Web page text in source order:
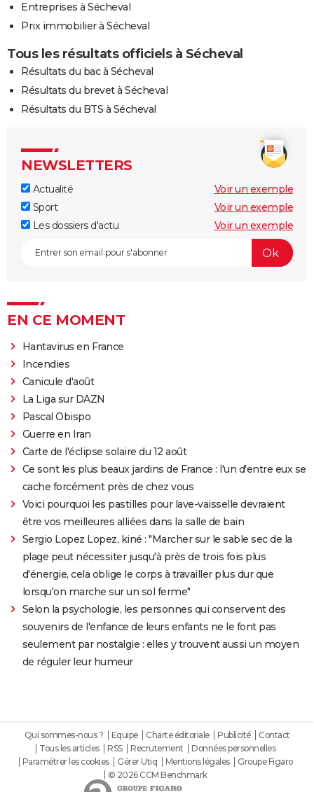
Entreprises à Sécheval
Prix immobilier à Sécheval
Tous les résultats officiels à Sécheval
Résultats du bac à Sécheval
Résultats du brevet à Sécheval
Résultats du BTS à Sécheval
NEWSLETTERS
Actualité
Voir un exemple
Sport
Voir un exemple
Les dossiers d'actu
Voir un exemple
EN CE MOMENT
Hantavirus en France
Incendies
Canicule d'août
La Liga sur DAZN
Pascal Obispo
Guerre en Iran
Carte de l'éclipse solaire du 12 août
Ce sont les plus beaux jardins de France : l'un d'entre eux se
cache forcément près de chez vous
Voici pourquoi les pastilles pour lave-vaisselle devraient
être vos meilleures alliées dans la salle de bain
Sergio Lopez Lopez, kiné : "Marcher sur le sable sec de la
plage peut nécessiter jusqu'à près de trois fois plus
d'énergie, cela oblige le corps à travailler plus dur que
lorsqu'on marche sur un sol ferme"
Selon la psychologie, les personnes qui conservent des
souvenirs de l'enfance de leurs enfants ne le font pas
seulement par nostalgie : elles y trouvent aussi un moyen
de réguler leur humeur
Qui sommes-nous ? Equipe Charte éditoriale Publicité
Contact
Tous les articles
RSS Recrutement
Données personnelles
Paramétrer les cookies
Gérer Utiq Mentions légales
Groupe Figaro
© 2026 CCM Benchmark